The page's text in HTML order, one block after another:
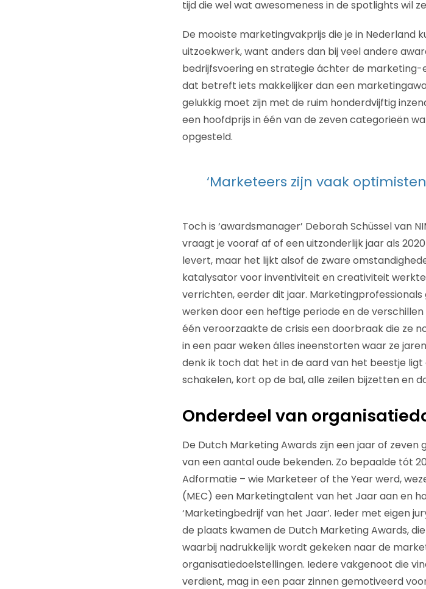
tijd die wel wat awesomeness in de spotlights wil
De mooiste marketingvakprijs die je in Nederland
uitzoekwerk, want anders dan bij veel andere
bedrijfsvoering en strategie áchter de marketing-
dat betreft iets makkelijker dan een
gelukkig moet zijn met de ruim honderdvijftig
een hoofdprijs in één van de zeven categorieën
opgesteld.
‘Marketeers zijn vaak
Toch is ‘awardsmanager’ Deborah Schüssel van
vraagt je vooraf af of een uitzonderlijk jaar als
levert, maar het lijkt alsof de zware
katalysator voor inventiviteit en creativiteit
verrichten, eerder dit jaar.
werken door een heftige periode en de
één veroorzaakte de crisis een doorbraak die ze
in een paar weken álles ineenstorten waar ze
denk ik toch dat het in de aard van het beestje
schakelen, kort op de bal, alle zeilen bijzetten en
Onderdeel van
De Dutch Marketing Awards zijn een jaar of
van een aantal oude bekenden. Zo bepaalde tót
Adformatie – wie Marketeer of the Year werd,
(MEC) een Marketingtalent van het Jaar aan en
‘Marketingbedrijf van het Jaar’. Ieder met eigen
de plaats kwamen de Dutch Marketing Awards,
waarbij nadrukkelijk wordt gekeken naar de
organisatiedoelstellingen. Iedere vakgenoot die
verdient, mag in een paar zinnen gemotiveerd